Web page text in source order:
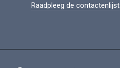
Raadpleeg de contactenlijst